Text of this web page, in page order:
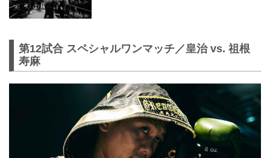
第12試合 スペシャルワンマッチ／皇治 vs. 祖根
寿麻